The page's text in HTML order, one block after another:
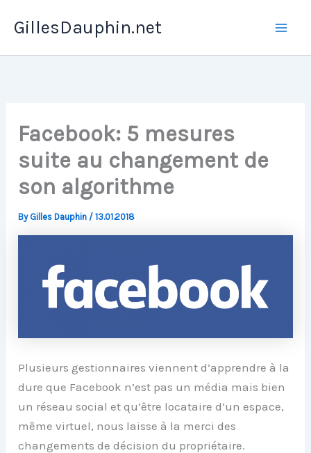
GillesDauphin.net
Facebook: 5 mesures
suite au changement de
son algorithme
By Gilles Dauphin /13.01.2018
Plusieurs gestionnaires viennent d’apprendre à la
dure que Facebook n’est pas un média mais bien
un réseau social et qu’être locataire d’un espace,
même virtuel, nous laisse à la merci des
changements de décision du propriétaire.